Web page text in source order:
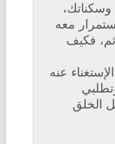
معه
فكيف
عنه
الخلق